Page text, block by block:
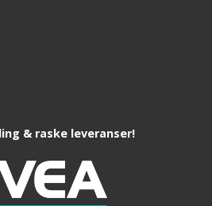
& raske leveranser!